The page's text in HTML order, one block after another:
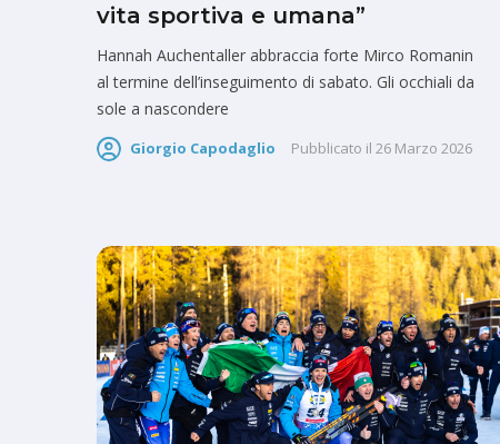
vita sportiva e umana”
Hannah Auchentaller abbraccia forte Mirco Romanin
al termine dell’inseguimento di sabato. Gli occhiali da
sole a nascondere
Giorgio Capodaglio Pubblicato il 26 Marzo 2026